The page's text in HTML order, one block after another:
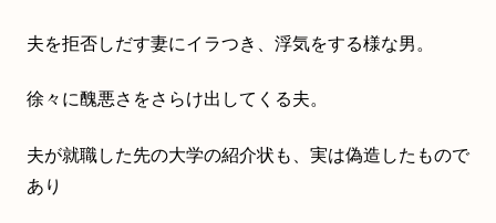
夫を拒否しだす妻にイラつき、浮気をする様な男。
徐々に醜悪さをさらけ出してくる夫。
夫が就職した先の大学の紹介状も、実は偽造したもので
あり